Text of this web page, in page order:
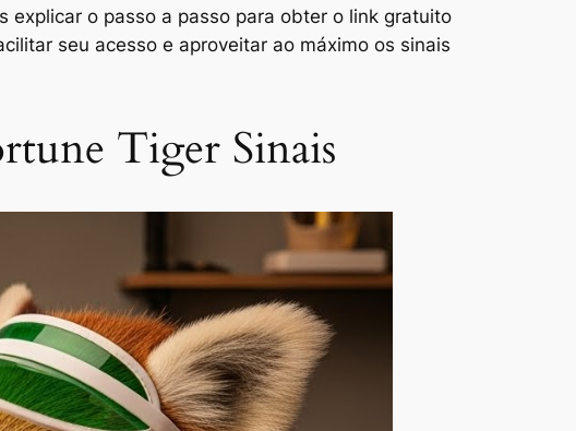
explicar o passo a passo para obter o link gratuito
seu acesso e aproveitar ao máximo os sinais
Tiger Sinais